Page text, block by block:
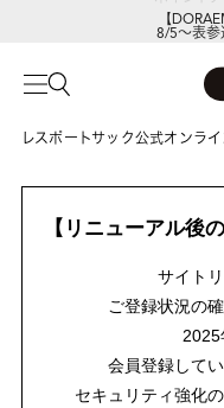
【
8/5～表参
レスポートサック公式オンラ
【リニューアル後
サイト
ご登録状況の
2025
会員登録して
セキュリティ強化